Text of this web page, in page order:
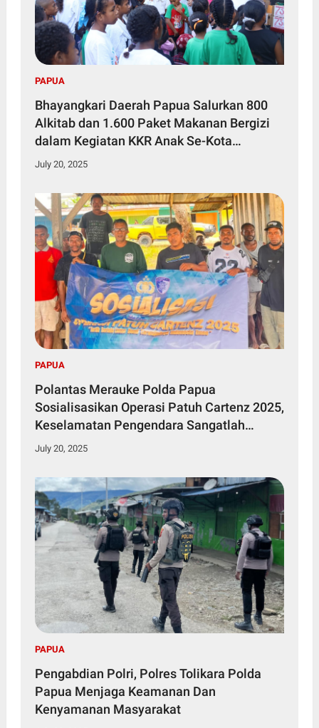
PAPUA
Bhayangkari Daerah Papua Salurkan 800
Alkitab dan 1.600 Paket Makanan Bergizi
dalam Kegiatan KKR Anak Se-Kota
Jayapura
July 20, 2025
PAPUA
Polantas Merauke Polda Papua
Sosialisasikan Operasi Patuh Cartenz 2025,
Keselamatan Pengendara Sangatlah
Penting
July 20, 2025
PAPUA
Pengabdian Polri, Polres Tolikara Polda
Papua Menjaga Keamanan Dan
Kenyamanan Masyarakat